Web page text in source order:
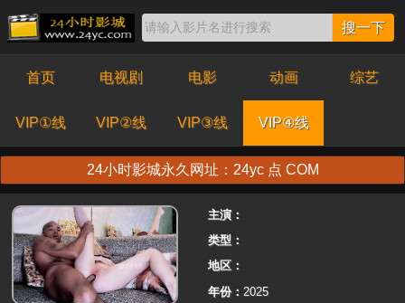
搜一下
首页 电视剧 电影 动画 综艺
VIP①线 VIP②线 VIP③线 VIP④线
24小时影城永久网址：24yc 点 COM
主演：
类型：
地区：
年份： 2025